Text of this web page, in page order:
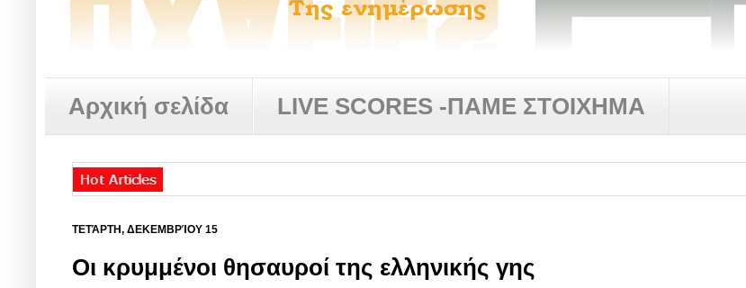
Αρχική σελίδα LIVE SCORES -ΠΑΜΕ ΣΤΟΙΧΗΜΑ
ΤΕΤΆΡΤΗ, ΔΕΚΕΜΒΡΊΟΥ 15
Οι κρυμμένοι θησαυροί της ελληνικής γης